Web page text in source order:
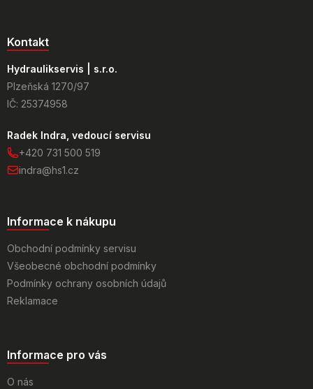
Kontakt
Hydraulikservis | s.r.o.
Plzeňská 1270/97
IČ: 25374958
Radek Indra, vedoucí servisu
+420 731 500 519
indra@hs1.cz
Informace k nákupu
Obchodní podmínky servisu
Všeobecné obchodní podmínky
Podmínky ochrany osobních údajů
Reklamace
Informace pro vás
O nás